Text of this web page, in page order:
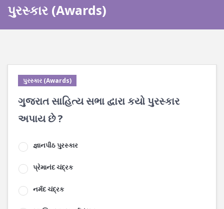
પુરસ્કાર (Awards)
પુરસ્કાર (Awards)
ગુજરાત સાહિત્ય સભા દ્વારા કયો પુરસ્કાર
અપાય છે ?
જ્ઞાનપીઠ પુરસ્કાર
પ્રેમાનંદ ચંદ્રક
નર્મદ ચંદ્રક